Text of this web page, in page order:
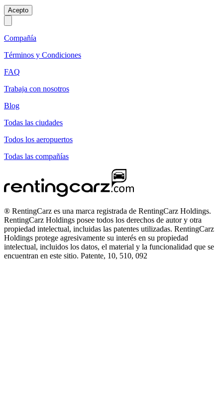
Acepto
Compañía
Términos y Condiciones
FAQ
Trabaja con nosotros
Blog
Todas las ciudades
Todos los aeropuertos
Todas las compañías
® RentingCarz es una marca registrada de RentingCarz Holdings.
RentingCarz Holdings posee todos los derechos de autor y otra
propiedad intelectual, incluidas las patentes utilizadas. RentingCarz
Holdings protege agresivamente su interés en su propiedad
intelectual, incluidos los datos, el material y la funcionalidad que se
encuentran en este sitio. Patente, 10, 510, 092